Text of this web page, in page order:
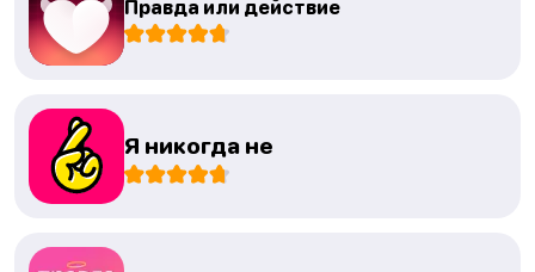
Правда или действие
Я никогда не